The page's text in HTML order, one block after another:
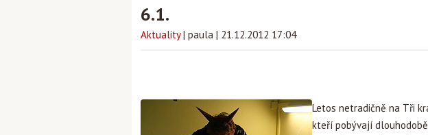
6.1.
Aktuality | paula | 21.12.2012 17:04
Letos netradičně na Tři
kteří pobývají